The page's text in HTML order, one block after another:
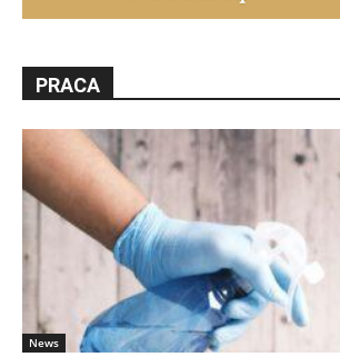
PRACA
News